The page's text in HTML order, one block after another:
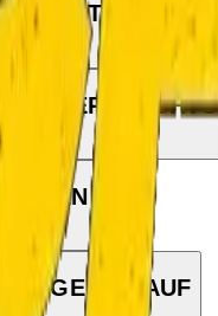
NICHT WEITER
NICHTS
GEBEN AUF